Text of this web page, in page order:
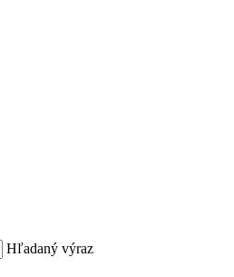
Hľadaný výraz